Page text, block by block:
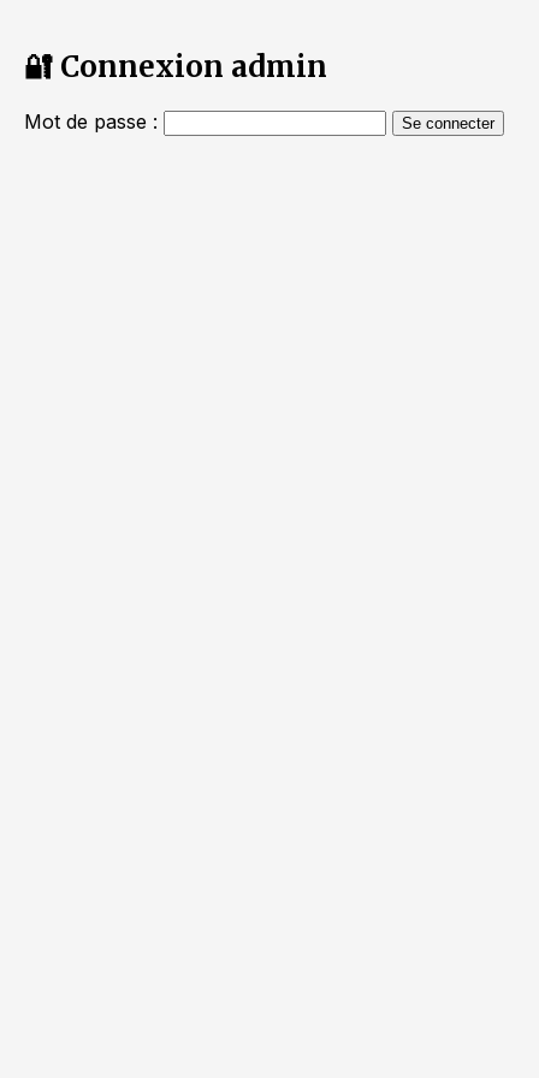
🔐 Connexion admin
Mot de passe : Se connecter